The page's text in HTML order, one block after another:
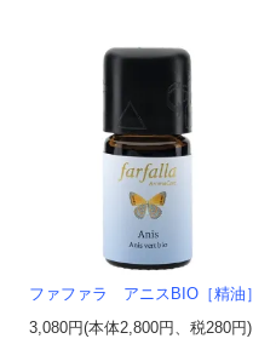
ファファラ アニスBIO［精油］
3,080円(本体2,800円、税280円)